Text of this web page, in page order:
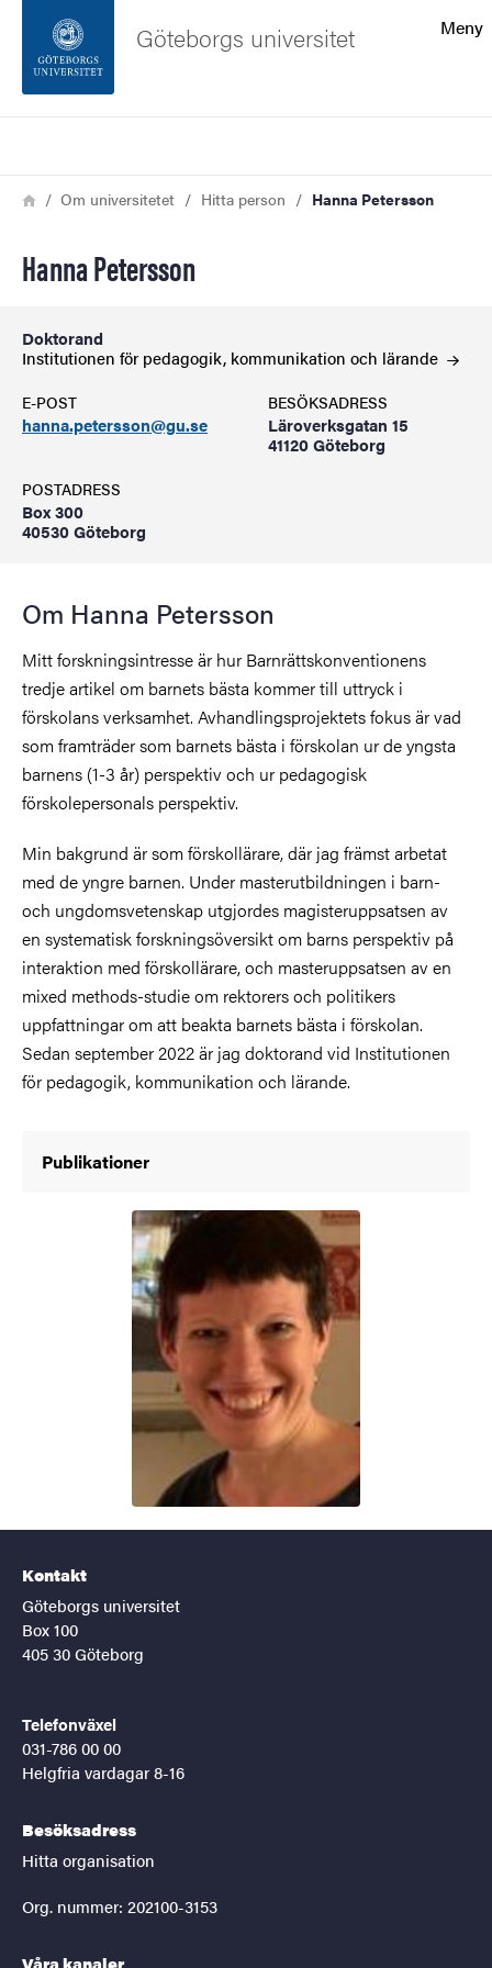
Sidfoten
Meny
Göteborgs universitet
Länkstig
HemOm universitetet Hitta person Hanna Petersson
Hanna Petersson
Doktorand
Institutionen för pedagogik, kommunikation och lärande
E-POST
hanna.petersson@gu.se
BESÖKSADRESS
Läroverksgatan 15
41120 Göteborg
POSTADRESS
Box 300
40530 Göteborg
Om Hanna Petersson
Mitt forskningsintresse är hur Barnrättskonventionens
tredje artikel om barnets bästa kommer till uttryck i
förskolans verksamhet. Avhandlingsprojektets fokus är vad
som framträder som barnets bästa i förskolan ur de yngsta
barnens (1-3 år) perspektiv och ur pedagogisk
förskolepersonals perspektiv.
Min bakgrund är som förskollärare, där jag främst arbetat
med de yngre barnen. Under masterutbildningen i barn-
och ungdomsvetenskap utgjordes magisteruppsatsen av
en systematisk forskningsöversikt om barns perspektiv på
interaktion med förskollärare, och masteruppsatsen av en
mixed methods-studie om rektorers och politikers
uppfattningar om att beakta barnets bästa i förskolan.
Sedan september 2022 är jag doktorand vid Institutionen
för pedagogik, kommunikation och lärande.
Publikationer
Kontakt
Göteborgs universitet
Box 100
405 30 Göteborg
Telefonväxel
031-786 00 00
Helgfria vardagar 8-16
Besöksadress
Hitta organisation
Org. nummer: 202100-3153
Våra kanaler